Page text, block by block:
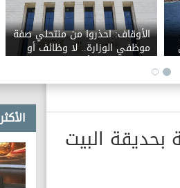
الأوقاف: احذروا من منتحلي صفة
موظفي الوزارة.. لا وظائف أو
تعيينات مقابل أموال
بحديقة البيت